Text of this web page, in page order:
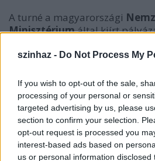
szinhaz - Do Not Process My
If you wish to opt-out of the sale,
processing of your personal or
targeted advertising by us, please
section to confirm your selection.
opt-out request is processed you
interest-based ads based on
us or personal information
A turné a magyarországi
Minisztériumáltal kiírt